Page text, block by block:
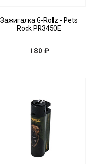
Зажигалка G-Rollz - Pets
Rock PR3450E
180 ₽